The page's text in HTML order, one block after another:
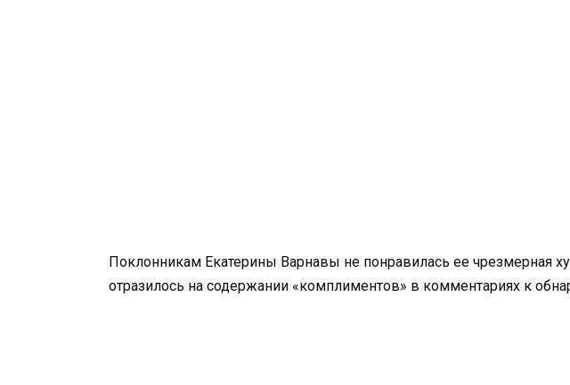
Поклонникам Екатерины Варнавы не понравилась ее чрезмерная
отразилось на содержании «комплиментов» в комментариях к